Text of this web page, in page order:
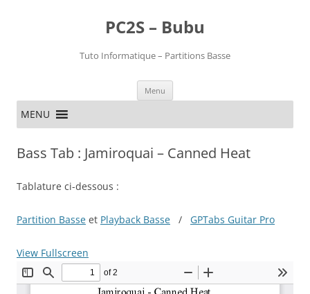
PC2S – Bubu
Tuto Informatique – Partitions Basse
Menu
contenu
MENU
Bass Tab : Jamiroquai – Canned Heat
Tablature ci-dessous :
Partition Basse et Playback Basse / GPTabs Guitar Pro
View Fullscreen